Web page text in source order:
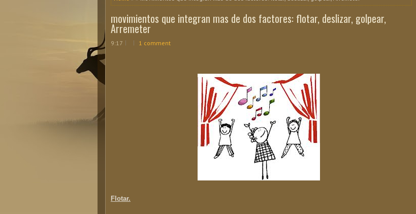
movimientos que integran mas de dos factores: flotar, deslizar, golpear,
Arremeter
9:17 1 comment
Flotar.